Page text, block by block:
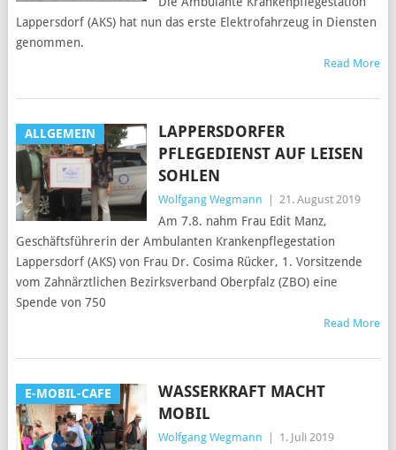
Lappersdorf (AKS) hat nun das erste Elektrofahrzeug in Diensten
genommen.
Read More
ALLGEMEIN
LAPPERSDORFER
PFLEGEDIENST AUF LEISEN
SOHLEN
Wolfgang Wegmann 21. August 2019
Am 7.8. nahm Frau Edit Manz,
Geschäftsführerin der Ambulanten Krankenpflegestation
Lappersdorf (AKS) von Frau Dr. Cosima Rücker, 1. Vorsitzende
vom Zahnärztlichen Bezirksverband Oberpfalz (ZBO) eine
Spende von 750
Read More
E-MOBIL-CAFE
WASSERKRAFT MACHT
MOBIL
Wolfgang Wegmann 1. Juli 2019